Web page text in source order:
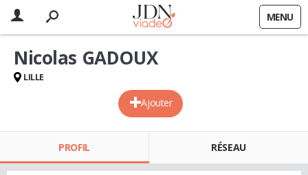
MENU
Ajouter
Nicolas GADOUX
LILLE
PROFIL RÉSEAU